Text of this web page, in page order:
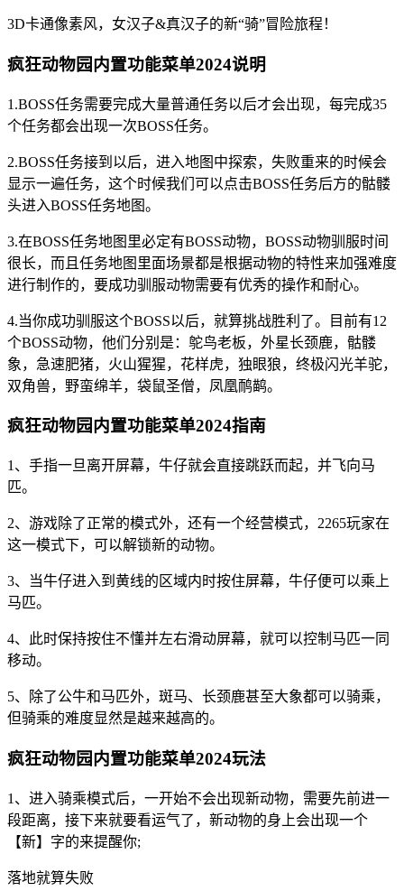
3D卡通像素风，女汉子&真汉子的新“骑”冒险旅程！
疯狂动物园内置功能菜单2024说明
1.BOSS任务需要完成大量普通任务以后才会出现，每完成35
个任务都会出现一次BOSS任务。
2.BOSS任务接到以后，进入地图中探索，失败重来的时候会
显示一遍任务，这个时候我们可以点击BOSS任务后方的骷髅
头进入BOSS任务地图。
3.在BOSS任务地图里必定有BOSS动物，BOSS动物驯服时间
很长，而且任务地图里面场景都是根据动物的特性来加强难度
进行制作的，要成功驯服动物需要有优秀的操作和耐心。
4.当你成功驯服这个BOSS以后，就算挑战胜利了。目前有12
个BOSS动物，他们分别是：鸵鸟老板，外星长颈鹿，骷髅
象，急速肥猪，火山猩猩，花样虎，独眼狼，终极闪光羊驼，
双角兽，野蛮绵羊，袋鼠圣僧，凤凰鸸鹋。
疯狂动物园内置功能菜单2024指南
1、手指一旦离开屏幕，牛仔就会直接跳跃而起，并飞向马
匹。
2、游戏除了正常的模式外，还有一个经营模式，2265玩家在
这一模式下，可以解锁新的动物。
3、当牛仔进入到黄线的区域内时按住屏幕，牛仔便可以乘上
马匹。
4、此时保持按住不懂并左右滑动屏幕，就可以控制马匹一同
移动。
5、除了公牛和马匹外，斑马、长颈鹿甚至大象都可以骑乘，
但骑乘的难度显然是越来越高的。
疯狂动物园内置功能菜单2024玩法
1、进入骑乘模式后，一开始不会出现新动物，需要先前进一
段距离，接下来就要看运气了，新动物的身上会出现一个
【新】字的来提醒你;
落地就算失败